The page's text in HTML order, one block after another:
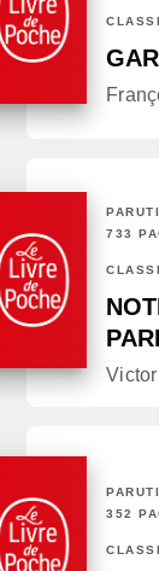
733
352